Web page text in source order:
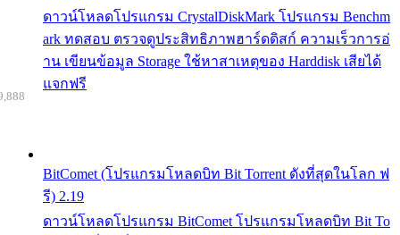
ดาวน์โหลดโปรแกรม CrystalDiskMark โปรแกรม Benchm
ark ทดสอบ ตรวจดูประสิทธิภาพฮาร์ดดิสก์ ความเร็วการอ่
าน เขียนข้อมูล Storage ใช้หาสาเหตุของ Harddisk เสียได้
แจกฟรี
BitComet (โปรแกรมโหลดบิท Bit Torrent ดังที่สุดในโลก ฟ
รี) 2.19
ดาวน์โหลดโปรแกรม BitComet โปรแกรมโหลดบิท Bit To